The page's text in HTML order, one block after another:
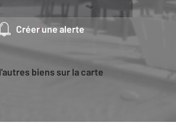
Créer une alerte
biens sur la carte